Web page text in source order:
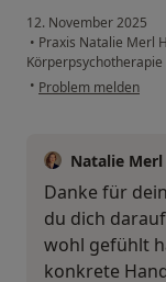
12. November 2025
• Praxis Natalie Merl
Körperpsychotherapie
• Problem melden
Natalie Merl
Danke für
du dich
wohl gefühlt
konkrete